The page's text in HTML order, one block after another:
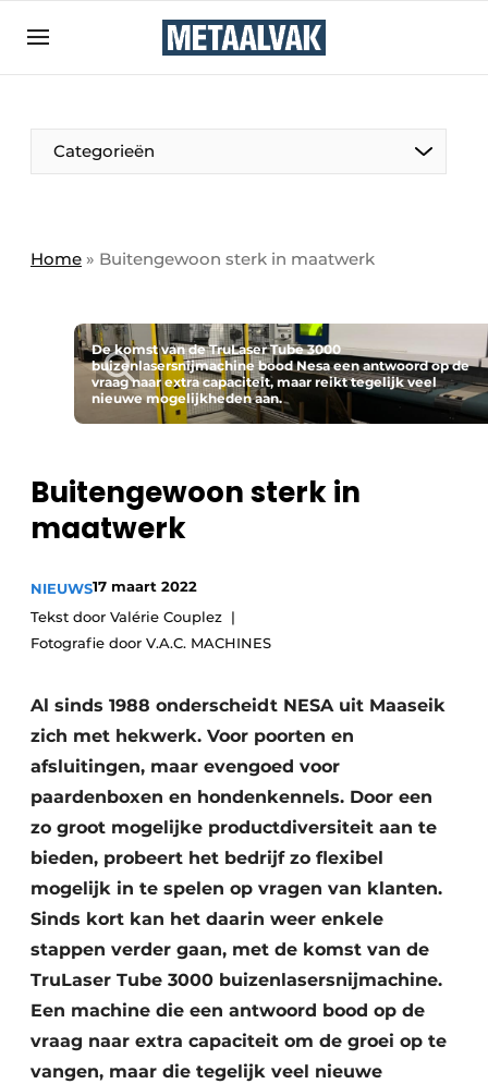
Bedrijven
Contact
Eigen content aanleveren
Home
Meest gelezen
Nieuwsbrief
Vacature aanmelden
Video’s
Categorieën
Home » Buitengewoon sterk in maatwerk
De komst van de TruLaser Tube 3000
buizenlasersnijmachine bood Nesa een antwoord op de
vraag naar extra capaciteit, maar reikt tegelijk veel
nieuwe mogelijkheden aan.
Buitengewoon sterk in
maatwerk
NIEUWS17 maart 2022
Tekst door Valérie Couplez
Fotografie door V.A.C. MACHINES
Al sinds 1988 onderscheidt NESA uit Maaseik
zich met hekwerk. Voor poorten en
afsluitingen, maar evengoed voor
paardenboxen en hondenkennels. Door een
zo groot mogelijke productdiversiteit aan te
bieden, probeert het bedrijf zo flexibel
mogelijk in te spelen op vragen van klanten.
Sinds kort kan het daarin weer enkele
stappen verder gaan, met de komst van de
TruLaser Tube 3000 buizenlasersnijmachine.
Een machine die een antwoord bood op de
vraag naar extra capaciteit om de groei op te
vangen, maar die tegelijk veel nieuwe